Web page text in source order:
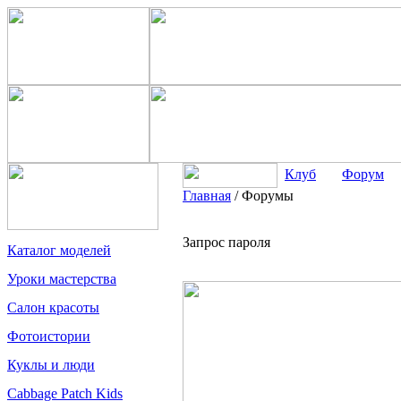
Каталог моделей
Уроки мастерства
Салон красоты
Фотоистории
Куклы и люди
Cabbage Patch Kids
Клуб
Форум
Главная /Форумы
Запрос пароля